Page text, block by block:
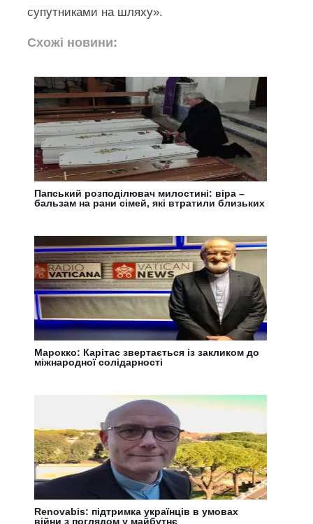
супутниками на шляху».
Схожі новини:
Папський розподілювач милостині: віра –
бальзам на рани сімей, які втратили близьких
Марокко: Карітас звертається із закликом до
міжнародної солідарності
Renovabis: підтримка українців в умовах
війни з поглядом у майбутнє